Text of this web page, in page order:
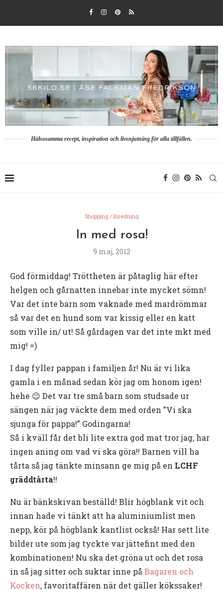
Hälsosamma recept, inspiration och livsnjutning för alla tillfällen.
Shopping / Inredning
In med rosa!
9 maj, 2012
God förmiddag! Tröttheten är påtaglig här efter
helgen och gårnatten innebar inte mycket sömn!
Var det inte barn som vaknade med mardrömmar
så var det en hund som var kissig eller en katt
som ville in/ ut! Så gårdagen var det inte mkt med
mig! =)
I dag fyller pappan i familjen år! Nu är vi lika
gamla i en månad sedan kör jag om honom igen!
hehe 😉 Det var tre små barn som studsade ur
sängen när jag väckte dem med orden ”Vi ska
sjunga för pappa!” Godingarna!
Så i kväll får det bli lite extra god mat tror jag, har
ingen aning om vad vi ska göra!! Barnen vill ha
tårta så jag tänkte minsann ge mig på en LCHF
gräddtårta!!
Nu är bänkskivan beställd! Blir högblank vit och
innan hade vi tänkt att ha aluminiumlist men
nepp, kör på högblank kantlist också! Har sett lite
bilder ute som jag tyckte var jättefint med den
kombinationen! Nu ska det gröna ut och det rosa
in så jag sitter och suktar inne på Bagaren och
Kocken, favoritaffären när det gäller kökssaker!